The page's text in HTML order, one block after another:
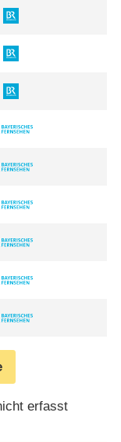
erfasst